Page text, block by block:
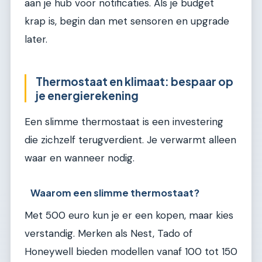
aan je hub voor notificaties. Als je budget
krap is, begin dan met sensoren en upgrade
later.
Thermostaat en klimaat: bespaar op
je energierekening
Een slimme thermostaat is een investering
die zichzelf terugverdient. Je verwarmt alleen
waar en wanneer nodig.
Waarom een slimme thermostaat?
Met 500 euro kun je er een kopen, maar kies
verstandig. Merken als Nest, Tado of
Honeywell bieden modellen vanaf 100 tot 150